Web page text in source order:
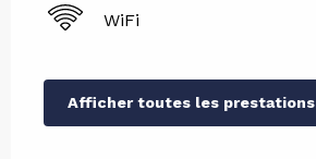
WiFi
Afficher toutes les prestations